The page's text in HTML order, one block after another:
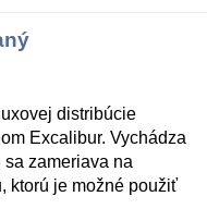
distribúcie
Excalibur. Vychádza
zameriava na
ktorú je možné použiť